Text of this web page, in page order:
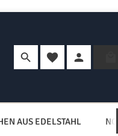
Du hast 0
AUS EDELSTAHL